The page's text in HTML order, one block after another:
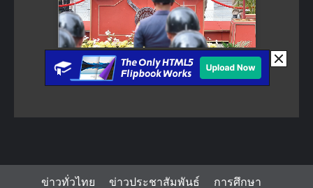
ข่าวทั่วไทย ข่าวประชาสัมพันธ์ การศึกษา